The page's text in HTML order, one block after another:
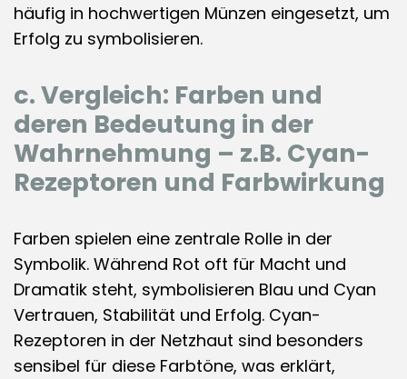
häufig in hochwertigen Münzen eingesetzt, um
Erfolg zu symbolisieren.
c. Vergleich: Farben und
deren Bedeutung in der
Wahrnehmung – z.B. Cyan-
Rezeptoren und Farbwirkung
Farben spielen eine zentrale Rolle in der
Symbolik. Während Rot oft für Macht und
Dramatik steht, symbolisieren Blau und Cyan
Vertrauen, Stabilität und Erfolg. Cyan-
Rezeptoren in der Netzhaut sind besonders
sensibel für diese Farbtöne, was erklärt,